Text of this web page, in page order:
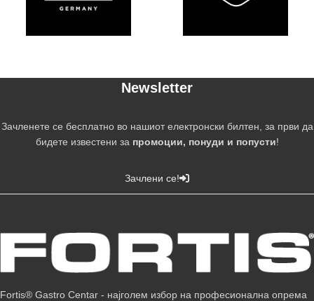
Newsletter
Зачленете се бесплатно во нашиот електронски билтен, за први да
бидете известени за промоции, понуди и попусти!
Зачлени се!
Fortis® Gastro Centar - најголем избор на професионална опрема